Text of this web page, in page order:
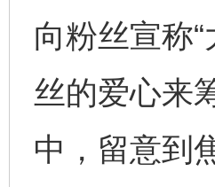
向粉丝宣称
丝的爱心来
中，留意到